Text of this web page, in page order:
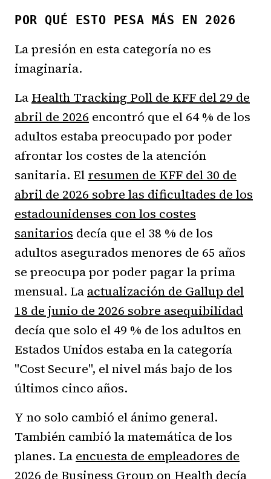
POR QUÉ ESTO PESA MÁS EN 2026
La presión en esta categoría no es
imaginaria.
La Health Tracking Poll de KFF del 29 de
abril de 2026 encontró que el 64 % de los
adultos estaba preocupado por poder
afrontar los costes de la atención
sanitaria. El resumen de KFF del 30 de
abril de 2026 sobre las dificultades de los
estadounidenses con los costes
sanitarios decía que el 38 % de los
adultos asegurados menores de 65 años
se preocupa por poder pagar la prima
mensual. La actualización de Gallup del
18 de junio de 2026 sobre asequibilidad
decía que solo el 49 % de los adultos en
Estados Unidos estaba en la categoría
"Cost Secure", el nivel más bajo de los
últimos cinco años.
Y no solo cambió el ánimo general.
También cambió la matemática de los
planes. La encuesta de empleadores de
2026 de Business Group on Health decía